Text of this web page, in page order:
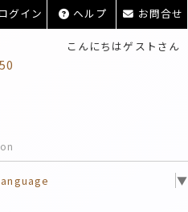
グイン ヘルプ お問合せ
こんにちはゲストさん
▼